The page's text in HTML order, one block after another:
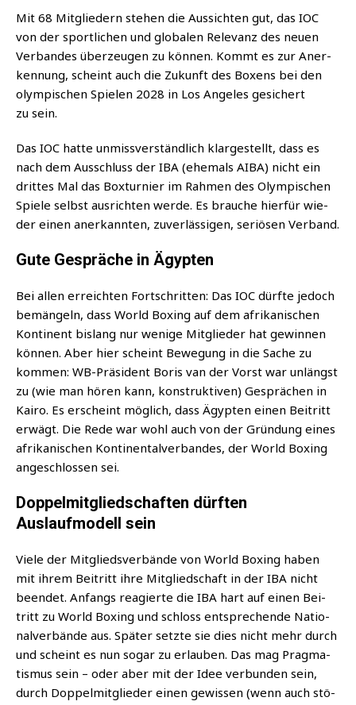
Mit 68 Mit­glie­dern ste­hen die Aus­sich­ten gut, das IOC
von der sport­li­chen und glo­ba­len Rele­vanz des neu­en
Ver­ban­des über­zeu­gen zu kön­nen. Kommt es zur Aner­
ken­nung, scheint auch die Zukunft des Boxens bei den
olym­pi­schen Spie­len 2028 in Los Ange­les gesi­chert
zu sein.
Das IOC hat­te unmiss­ver­ständ­lich klar­ge­stellt, dass es
nach dem Aus­schluss der IBA (ehe­mals AIBA) nicht ein
drit­tes Mal das Box­tur­nier im Rah­men des Olym­pi­schen
Spie­le selbst aus­rich­ten wer­de. Es brau­che hier­für wie­
der einen aner­kann­ten, zuver­läs­si­gen, seriö­sen Verband.
Gute Gespräche in Ägypten
Bei allen erreich­ten Fort­schrit­ten: Das IOC dürf­te jedoch
bemän­geln, dass World Boxing auf dem afri­ka­ni­schen
Kon­ti­nent bis­lang nur weni­ge Mit­glie­der hat gewin­nen
kön­nen. Aber hier scheint Bewe­gung in die Sache zu
kom­men: WB-Prä­si­dent Boris van der Vorst war unlängst
zu (wie man hören kann, kon­struk­ti­ven) Gesprä­chen in
Kai­ro. Es erscheint mög­lich, dass Ägyp­ten einen Bei­tritt
erwägt. Die Rede war wohl auch von der Grün­dung eines
afri­ka­ni­schen Kon­ti­nen­tal­ver­ban­des, der World Boxing
ange­schlos­sen sei.
Doppelmitgliedschaften dürften
Auslaufmodell sein
Vie­le der Mit­glieds­ver­bän­de von World Boxing haben
mit ihrem Bei­tritt ihre Mit­glied­schaft in der IBA nicht
been­det. Anfangs reagier­te die IBA hart auf einen Bei­
tritt zu World Boxing und schloss ent­spre­chen­de Natio­
nal­ver­bän­de aus. Spä­ter setz­te sie dies nicht mehr durch
und scheint es nun sogar zu erlau­ben. Das mag Prag­ma­
tis­mus sein – oder aber mit der Idee ver­bun­den sein,
durch Dop­pel­mit­glie­der einen gewis­sen (wenn auch stö­